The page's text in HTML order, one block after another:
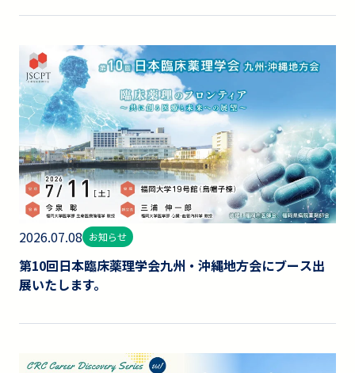
2026.07.08 お知らせ
第10回日本臨床薬理学会九州・沖縄地方会にブース出
展いたします。